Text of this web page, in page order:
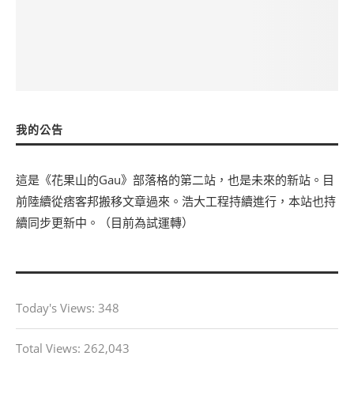
我的公告
這是《花果山的Gau》部落格的第二站，也是未來的新站。目
前陸續從痞客邦搬移文章過來。浩大工程持續進行，本站也持
續同步更新中。（目前為試運轉）
Today's Views: 348
Total Views: 262,043